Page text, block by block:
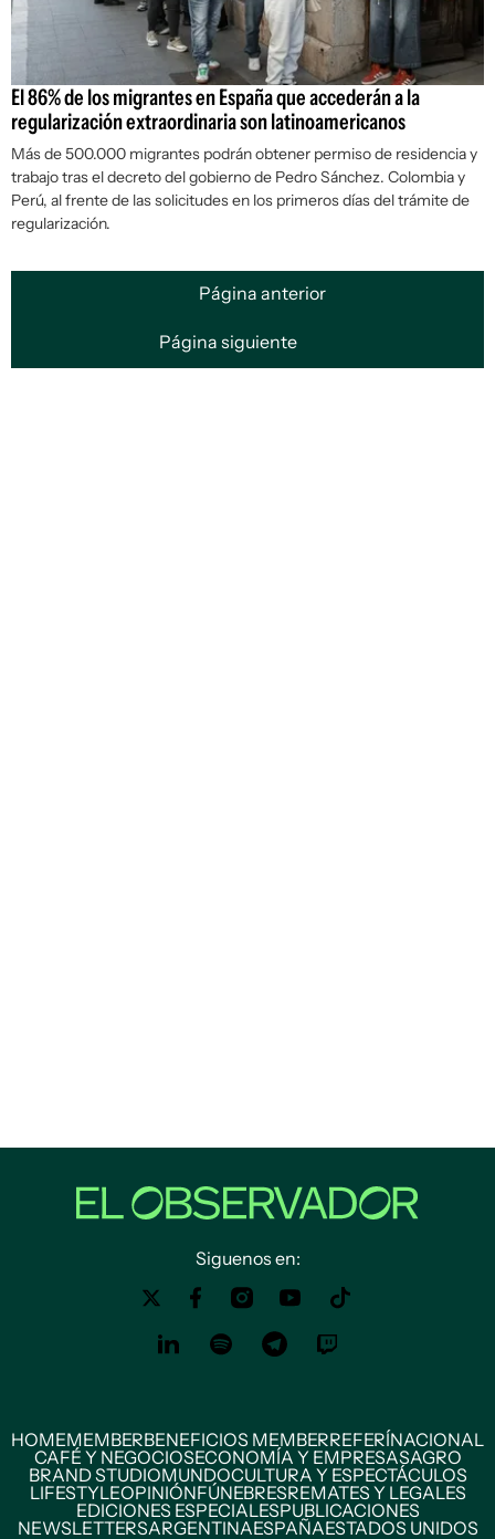
El 86% de los migrantes en España que accederán a la
regularización extraordinaria son latinoamericanos
Más de 500.000 migrantes podrán obtener permiso de residencia y
trabajo tras el decreto del gobierno de Pedro Sánchez. Colombia y
Perú, al frente de las solicitudes en los primeros días del trámite de
regularización.
Página anterior
Página siguiente
Siguenos en:
HOMEMEMBERBENEFICIOS MEMBERREFERÍNACIONAL
CAFÉ Y NEGOCIOSECONOMÍA Y EMPRESASAGRO
BRAND STUDIOMUNDOCULTURA Y ESPECTÁCULOS
LIFESTYLEOPINIÓNFÚNEBRESREMATES Y LEGALES
EDICIONES ESPECIALESPUBLICACIONES
NEWSLETTERSARGENTINAESPAÑAESTADOS UNIDOS